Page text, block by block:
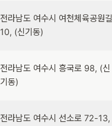
전라남도 여수시 여천체육공원길
10, (신기동)
전라남도 여수시 흥국로 98, (신
기동)
전라남도 여수시 선소로 72-13,